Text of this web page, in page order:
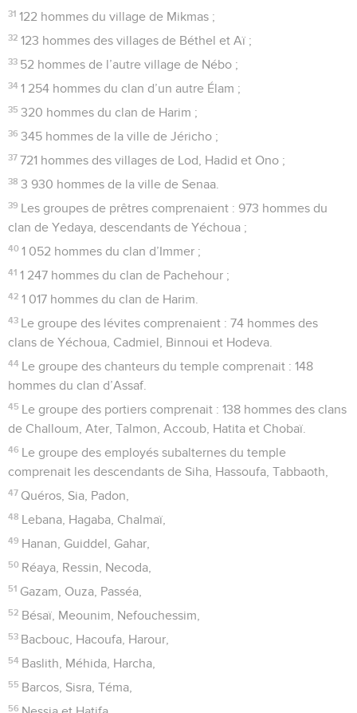
31 122 hommes du village de Mikmas ;
32 123 hommes des villages de Béthel et Aï ;
33 52 hommes de l’autre village de Nébo ;
34 1 254 hommes du clan d’un autre Élam ;
35 320 hommes du clan de Harim ;
36 345 hommes de la ville de Jéricho ;
37 721 hommes des villages de Lod, Hadid et Ono ;
38 3 930 hommes de la ville de Senaa.
39 Les groupes de prêtres comprenaient : 973 hommes du
clan de Yedaya, descendants de Yéchoua ;
40 1 052 hommes du clan d’Immer ;
41 1 247 hommes du clan de Pachehour ;
42 1 017 hommes du clan de Harim.
43 Le groupe des lévites comprenaient : 74 hommes des
clans de Yéchoua, Cadmiel, Binnoui et Hodeva.
44 Le groupe des chanteurs du temple comprenait : 148
hommes du clan d’Assaf.
45 Le groupe des portiers comprenait : 138 hommes des clans
de Challoum, Ater, Talmon, Accoub, Hatita et Chobaï.
46 Le groupe des employés subalternes du temple
comprenait les descendants de Siha, Hassoufa, Tabbaoth,
47 Quéros, Sia, Padon,
48 Lebana, Hagaba, Chalmaï,
49 Hanan, Guiddel, Gahar,
50 Réaya, Ressin, Necoda,
51 Gazam, Ouza, Passéa,
52 Bésaï, Meounim, Nefouchessim,
53 Bacbouc, Hacoufa, Harour,
54 Baslith, Méhida, Harcha,
55 Barcos, Sisra, Téma,
56